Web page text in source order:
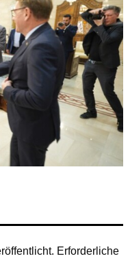
Erforderliche